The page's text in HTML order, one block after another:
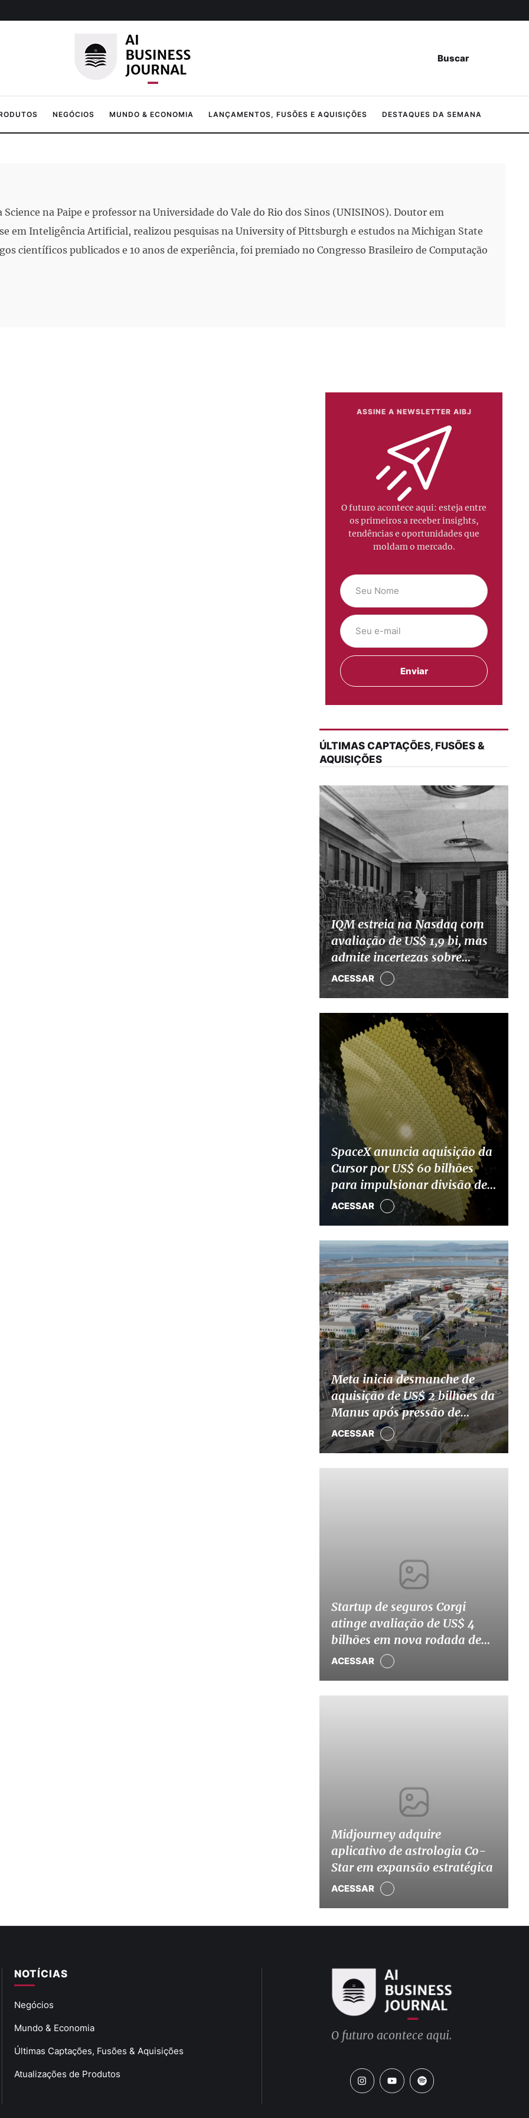
Buscar
NEGÓCIOS MUNDO & ECONOMIA LANÇAMENTOS, FUSÕES E AQUISIÇÕES DESTAQUES DA SEMANA
Science na Paipe e professor na Universidade do Vale do Rio dos Sinos (UNISINOS). Doutor em
em Inteligência Artificial, realizou pesquisas na University of Pittsburgh e estudos na Michigan State
científicos publicados e 10 anos de experiência, foi premiado no Congresso Brasileiro de Computação
ASSINE A NEWSLETTER AIBJ
O futuro acontece aqui: esteja entre
os primeiros a receber insights,
tendências e oportunidades que
moldam o mercado.
ÚLTIMAS CAPTAÇÕES, FUSÕES &
AQUISIÇÕES
IQM estreia na Nasdaq com
avaliação de US$ 1,9 bi, mas
admite incertezas sobre
computação quântica
ACESSAR
SpaceX anuncia aquisição da
Cursor por US$ 60 bilhões
para impulsionar divisão de
IA
ACESSAR
Meta inicia desmanche de
aquisição de US$ 2 bilhões da
Manus após pressão de
Pequim
ACESSAR
Startup de seguros Corgi
atinge avaliação de US$ 4
bilhões em nova rodada de
captação
ACESSAR
Midjourney adquire
aplicativo de astrologia Co-
Star em expansão estratégica
ACESSAR
NOTÍCIAS
Negócios
Mundo & Economia
Últimas Captações, Fusões & Aquisições
Atualizações de Produtos
O futuro acontece aqui.